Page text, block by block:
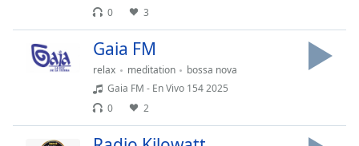
Opacity
Background
0
3
Gaia FM
relax meditation
bossa nova
Gaia FM - En Vivo 154 2025
0
2